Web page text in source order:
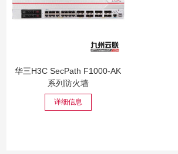
华三H3C SecPath F1000-AK
系列防火墙
详细信息